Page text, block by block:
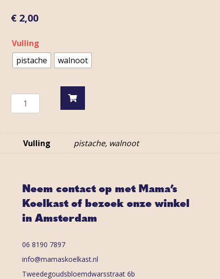
€ 2,00
Vulling
pistache
walnoot
Baklava
aantal
Vulling pistache, walnoot
Neem contact op met Mama’s
Koelkast of bezoek onze winkel
in Amsterdam
06 8190 7897
info@mamaskoelkast.nl
Tweedegoudsbloemdwarsstraat 6b